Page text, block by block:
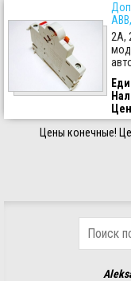
2А,
Цены конечные!